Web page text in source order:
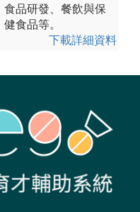
食品研發、餐飲與保
健食品等。
下載詳細資料